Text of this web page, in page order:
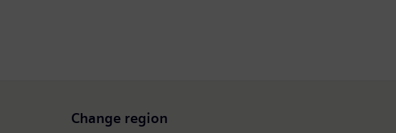
Change region